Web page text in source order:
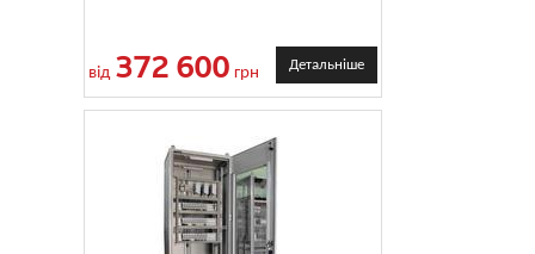
від 372 600 грн Детальніше